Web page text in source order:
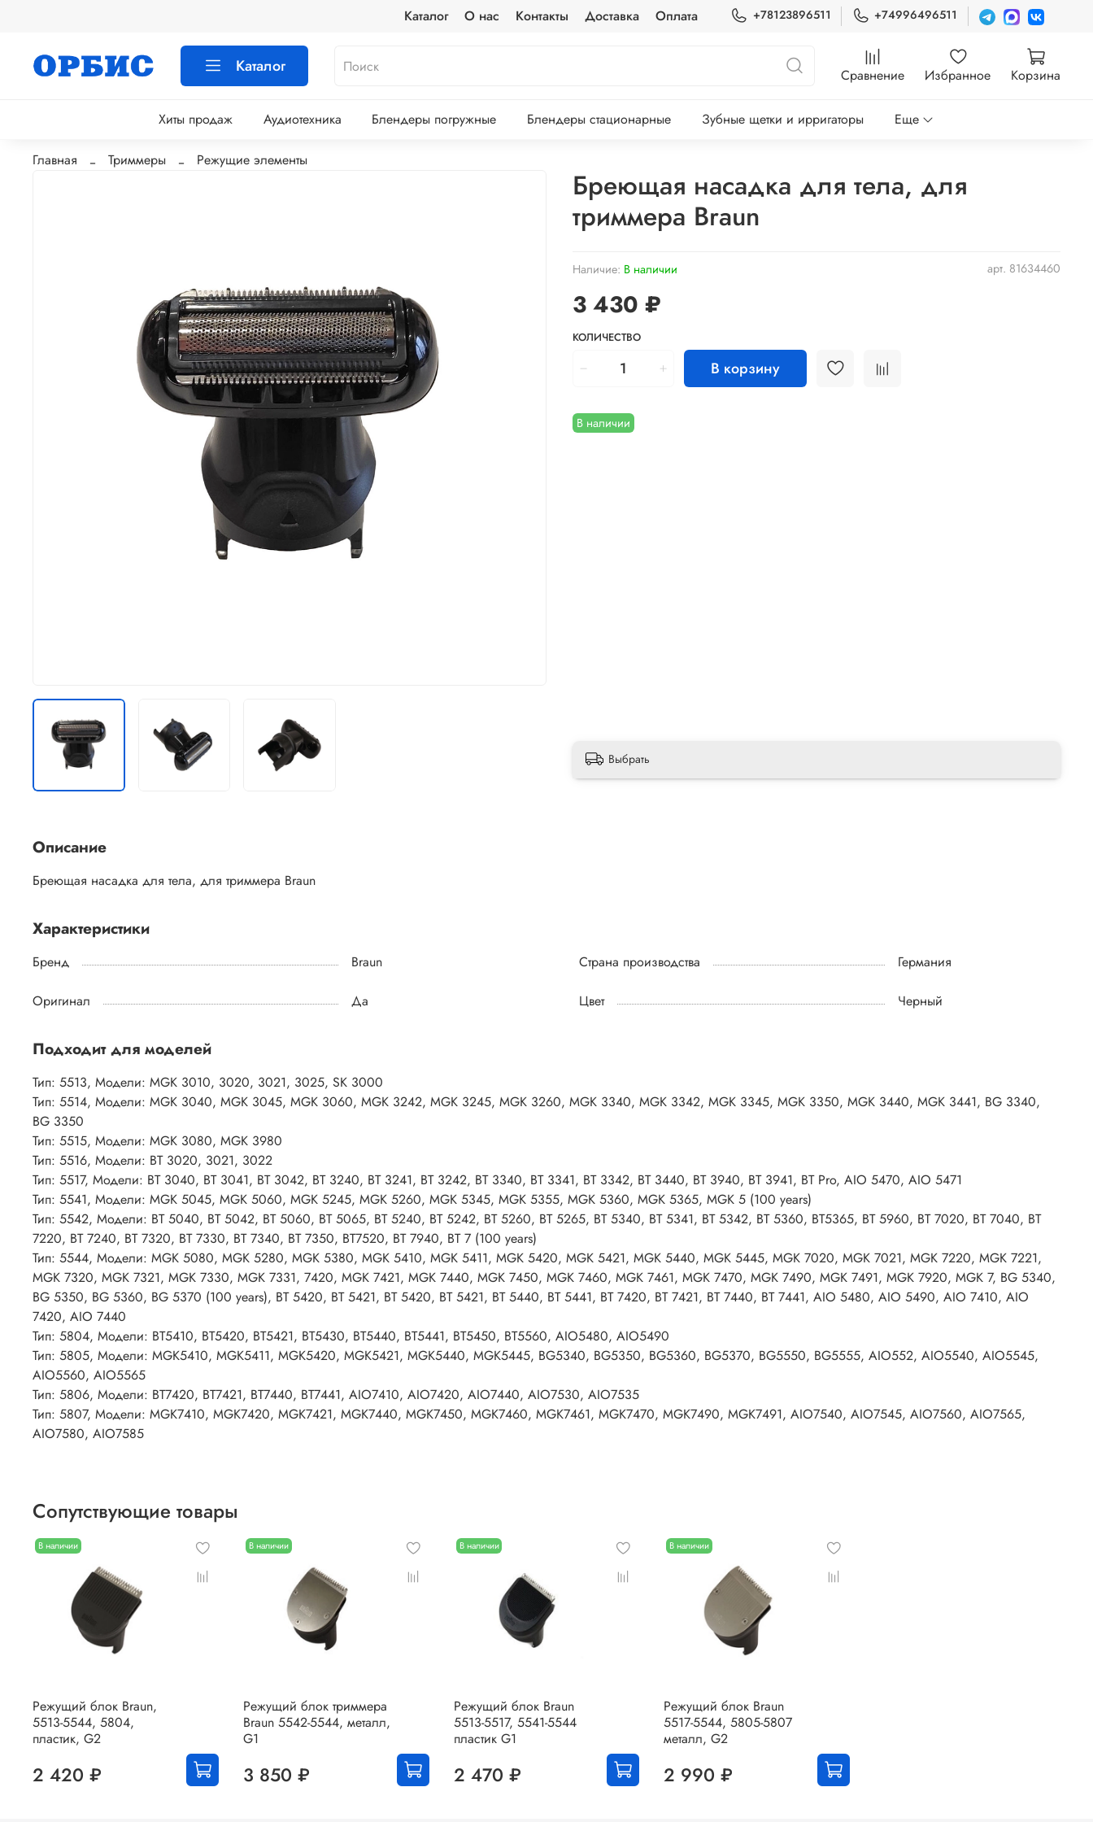
Каталог О нас Контакты Доставка Оплата +78123896511 +74996496511
Каталог Сравнение Избранное Корзина
Хиты продаж Аудиотехника Блендеры погружные Блендеры стационарные Зубные щетки и ирригаторы Еще
Главная Триммеры Режущие элементы
арт. 81634460
Наличие: В наличии
В наличии
Бреющая насадка для тела, для
триммера Braun
3 430 ₽
КОЛИЧЕСТВО
В корзину
Выбрать
Описание
Бреющая насадка для тела, для триммера Braun
Характеристики
Бренд Braun Страна производства Германия
Оригинал Да Цвет Черный
Подходит для моделей
Тип: 5513, Модели: MGK 3010, 3020, 3021, 3025, SK 3000
Тип: 5514, Модели: MGK 3040, MGK 3045, MGK 3060, MGK 3242, MGK 3245, MGK 3260, MGK 3340, MGK 3342, MGK 3345, MGK 3350, MGK 3440, MGK 3441, BG 3340,
BG 3350
Тип: 5515, Модели: MGK 3080, MGK 3980
Тип: 5516, Модели: BT 3020, 3021, 3022
Тип: 5517, Модели: BT 3040, BT 3041, BT 3042, BT 3240, BT 3241, BT 3242, BT 3340, BT 3341, BT 3342, BT 3440, BT 3940, BT 3941, BT Pro, AIO 5470, AIO 5471
Тип: 5541, Модели: MGK 5045, MGK 5060, MGK 5245, MGK 5260, MGK 5345, MGK 5355, MGK 5360, MGK 5365, MGK 5 (100 years)
Тип: 5542, Модели: BT 5040, BT 5042, BT 5060, BT 5065, BT 5240, BT 5242, BT 5260, BT 5265, BT 5340, BT 5341, BT 5342, BT 5360, BT5365, BT 5960, BT 7020, BT 7040, BT
7220, BT 7240, BT 7320, BT 7330, BT 7340, BT 7350, BT7520, BT 7940, BT 7 (100 years)
Тип: 5544, Модели: MGK 5080, MGK 5280, MGK 5380, MGK 5410, MGK 5411, MGK 5420, MGK 5421, MGK 5440, MGK 5445, MGK 7020, MGK 7021, MGK 7220, MGK 7221,
MGK 7320, MGK 7321, MGK 7330, MGK 7331, 7420, MGK 7421, MGK 7440, MGK 7450, MGK 7460, MGK 7461, MGK 7470, MGK 7490, MGK 7491, MGK 7920, MGK 7, BG 5340,
BG 5350, BG 5360, BG 5370 (100 years), BT 5420, BT 5421, BT 5420, BT 5421, BT 5440, BT 5441, BT 7420, BT 7421, BT 7440, BT 7441, AIO 5480, AIO 5490, AIO 7410, AIO
7420, AIO 7440
Тип: 5804, Модели: BT5410, BT5420, BT5421, BT5430, BT5440, BT5441, BT5450, BT5560, AIO5480, AIO5490
Тип: 5805, Модели: MGK5410, MGK5411, MGK5420, MGK5421, MGK5440, MGK5445, BG5340, BG5350, BG5360, BG5370, BG5550, BG5555, AIO552, AIO5540, AIO5545,
AIO5560, AIO5565
Тип: 5806, Модели: BT7420, BT7421, BT7440, BT7441, AIO7410, AIO7420, AIO7440, AIO7530, AIO7535
Тип: 5807, Модели: MGK7410, MGK7420, MGK7421, MGK7440, MGK7450, MGK7460, MGK7461, MGK7470, MGK7490, MGK7491, AIO7540, AIO7545, AIO7560, AIO7565,
AIO7580, AIO7585
Сопутствующие товары
В наличии
Режущий блок Braun,
5513-5544, 5804,
пластик, G2
2 420 ₽
В наличии
Режущий блок триммера
Braun 5542-5544, металл,
G1
3 850 ₽
В наличии
Режущий блок Braun
5513-5517, 5541-5544
пластик G1
2 470 ₽
В наличии
Режущий блок Braun
5517-5544, 5805-5807
металл, G2
2 990 ₽